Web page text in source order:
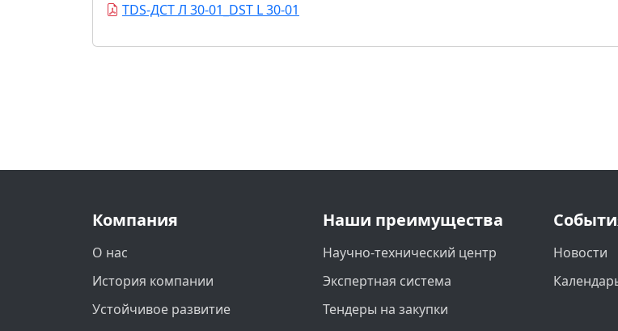
TDS-ДСТ Л 30-01_DST L 30-01
Компания
О нас
История компании
Устойчивое развитие
Наши преимущества
Научно-технический центр
Экспертная система
Тендеры на закупки
Новости